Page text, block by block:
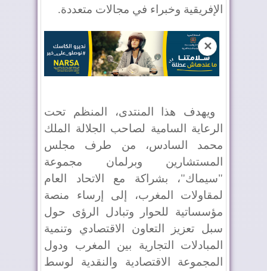
الإفريقية وخبراء في مجالات متعددة.
✕
ويهدف هذا المنتدى، المنظم تحت
الرعاية السامية لصاحب الجلالة الملك
محمد السادس، من طرف مجلس
المستشارين وبرلمان مجموعة
"سيماك"، بشراكة مع الاتحاد العام
لمقاولات المغرب، إلى إرساء منصة
مؤسساتية للحوار وتبادل الرؤى حول
سبل تعزيز التعاون الاقتصادي وتنمية
المبادلات التجارية بين المغرب ودول
المجموعة الاقتصادية والنقدية لوسط